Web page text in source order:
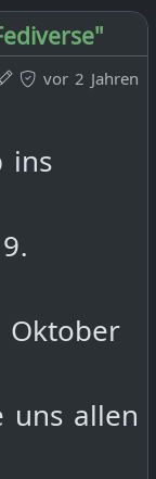
könnte
vor 2 Jahren
ins
Oktober
uns allen